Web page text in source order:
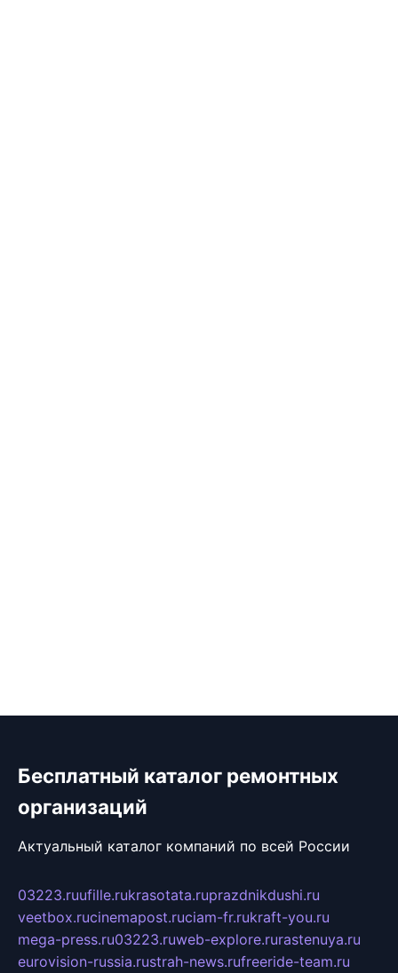
Бесплатный каталог ремонтных
организаций
Актуальный каталог компаний по всей России
03223.ruufille.rukrasotata.ruprazdnikdushi.ru
veetbox.rucinemapost.ruciam-fr.rukraft-you.ru
mega-press.ru03223.ruweb-explore.rurastenuya.ru
eurovision-russia.rustrah-news.rufreeride-team.ru